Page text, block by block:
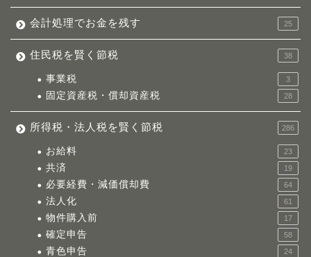
会計処理でお金を残す 25
住民税を賢く節税 38
事業税 3
固定資産税・償却資産税 28
所得税・法人税を賢く節税 286
お給料 23
共済 19
必要経費・減価償却費 64
法人化 61
物件購入前 17
確定申告 58
青色申告 24